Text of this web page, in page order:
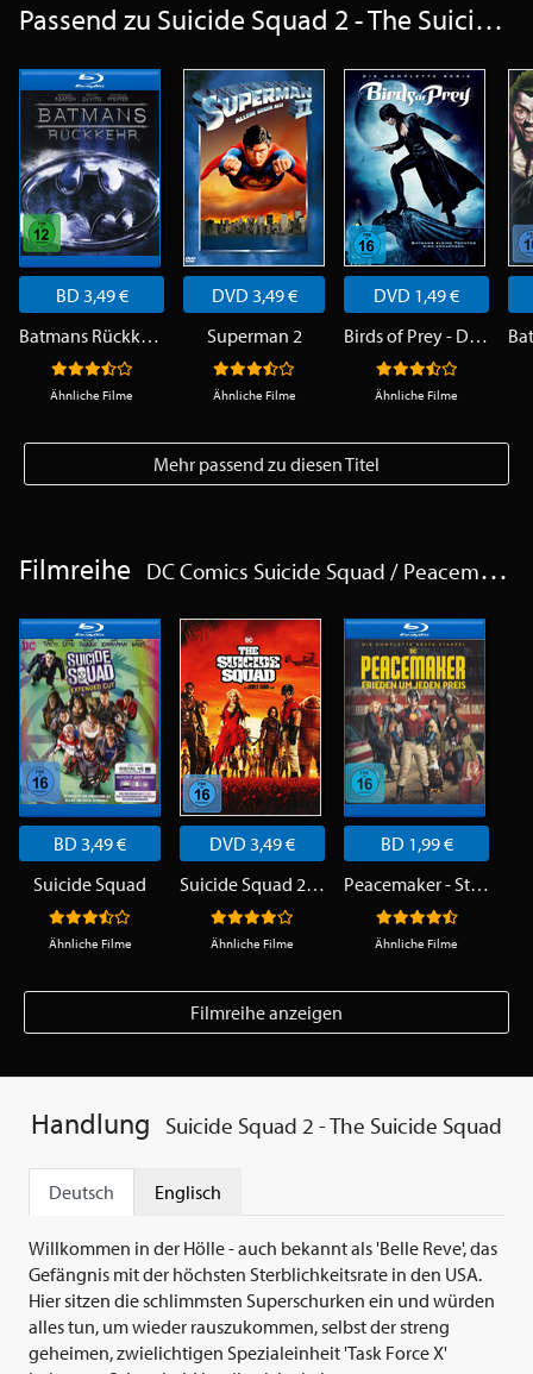
Passend zu Suicide Squad 2 - The Suicide Squad
BD 3,49 €
Batmans Rückkehr
Ähnliche Filme
DVD 3,49 €
Superman 2
Ähnliche Filme
DVD 1,49 €
Birds of Prey - Die komplette Serie
Ähnliche Filme
Mehr passend zu diesen Titel
Filmreihe DC Comics Suicide Squad / Peacemaker
BD 3,49 €
Suicide Squad
Ähnliche Filme
DVD 3,49 €
Suicide Squad 2 - The Suicide Squad
Ähnliche Filme
BD 1,99 €
Peacemaker - Staffel 1
Ähnliche Filme
Filmreihe anzeigen
Handlung Suicide Squad 2 - The Suicide Squad
Deutsch Englisch
Willkommen in der Hölle - auch bekannt als 'Belle Reve', das
Gefängnis mit der höchsten Sterblichkeitsrate in den USA.
Hier sitzen die schlimmsten Superschurken ein und würden
alles tun, um wieder rauszukommen, selbst der streng
geheimen, zwielichtigen Spezialeinheit 'Task Force X'